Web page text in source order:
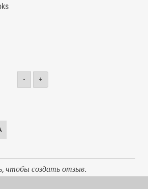
- +
чтобы создать отзыв.